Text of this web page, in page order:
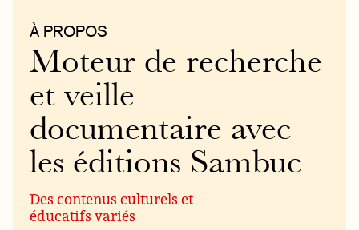
À PROPOS
Moteur de recherche
et veille
documentaire avec
les éditions Sambuc
Des contenus culturels et
éducatifs variés